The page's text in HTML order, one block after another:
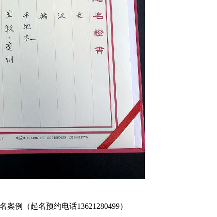
案例（起名预约电话13621280499）